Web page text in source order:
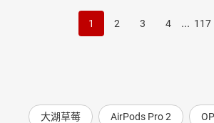
1 2 3 4 ... 117
大湖草莓 AirPods Pro 2